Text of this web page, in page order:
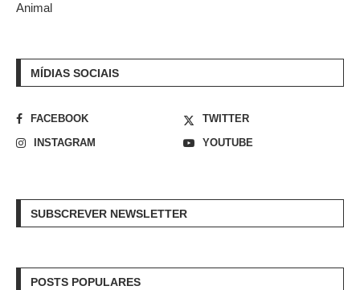
Animal
MÍDIAS SOCIAIS
FACEBOOK
TWITTER
INSTAGRAM
YOUTUBE
SUBSCREVER NEWSLETTER
POSTS POPULARES